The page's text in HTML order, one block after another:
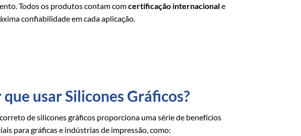
Todos os produtos contam comcertificação internacionale
confiabilidade em cada aplicação.
que usar Silicones Gráficos?
de silicones gráficos proporciona uma série de benefícios
para gráficas e indústrias de impressão, como: